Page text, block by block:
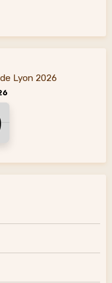
Lyon 2026